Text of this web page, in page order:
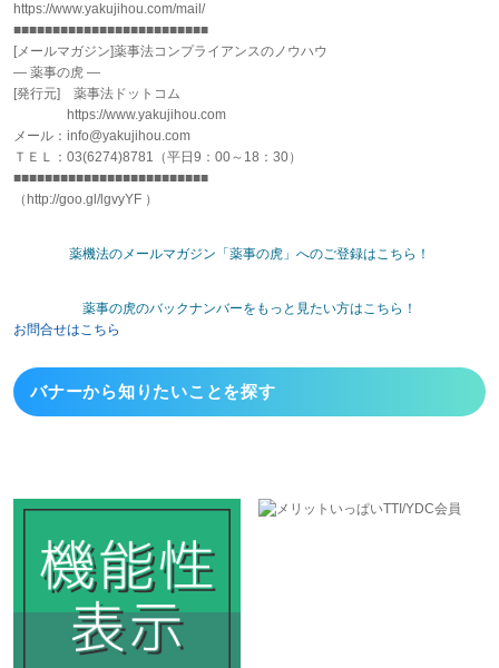
https://www.yakujihou.com/mail/
■■■■■■■■■■■■■■■■■■■■■■■■■
[メールマガジン]薬事法コンプライアンスのノウハウ
― 薬事の虎 ―
[発行元] 薬事法ドットコム
https://www.yakujihou.com
メール：info@yakujihou.com
ＴＥＬ：03(6274)8781（平日9：00～18：30）
■■■■■■■■■■■■■■■■■■■■■■■■■
（http://goo.gl/lgvyYF ）
薬機法のメールマガジン「薬事の虎」へのご登録はこちら！
薬事の虎のバックナンバーをもっと見たい方はこちら！
お問合せはこちら
バナーから知りたいことを探す